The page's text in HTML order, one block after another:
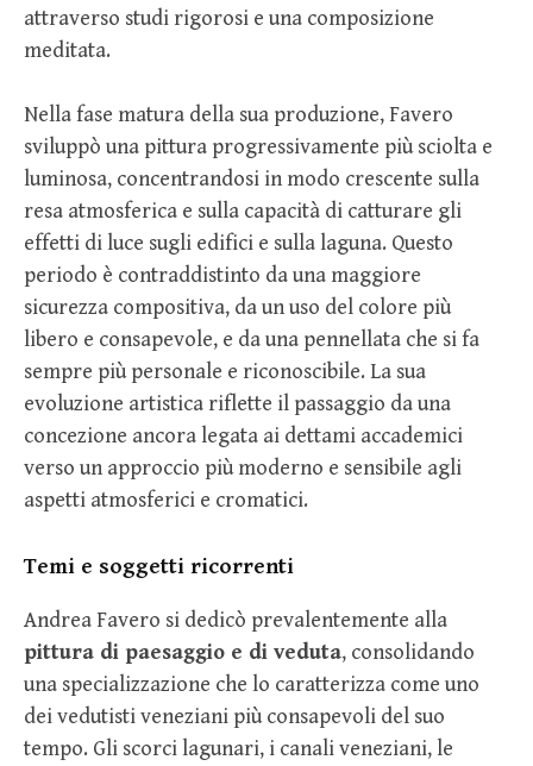
attraverso studi rigorosi e una composizione
meditata.
Nella fase matura della sua produzione, Favero
sviluppò una pittura progressivamente più sciolta e
luminosa, concentrandosi in modo crescente sulla
resa atmosferica e sulla capacità di catturare gli
effetti di luce sugli edifici e sulla laguna. Questo
periodo è contraddistinto da una maggiore
sicurezza compositiva, da un uso del colore più
libero e consapevole, e da una pennellata che si fa
sempre più personale e riconoscibile. La sua
evoluzione artistica riflette il passaggio da una
concezione ancora legata ai dettami accademici
verso un approccio più moderno e sensibile agli
aspetti atmosferici e cromatici.
Temi e soggetti ricorrenti
Andrea Favero si dedicò prevalentemente alla
pittura di paesaggio e di veduta, consolidando
una specializzazione che lo caratterizza come uno
dei vedutisti veneziani più consapevoli del suo
tempo. Gli scorci lagunari, i canali veneziani, le